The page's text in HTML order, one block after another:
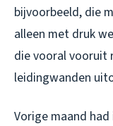
bijvoorbeeld, die
alleen met druk
die vooral vooruit
leidingwanden
Vorige maand